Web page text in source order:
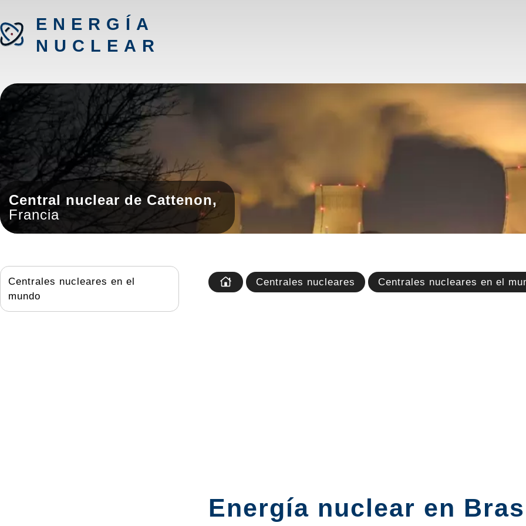
ENERGÍA
NUCLEAR
Central nuclear de Cattenon,
Francia
Centrales nucleares en el
mundo
Centrales nucleares Centrales nucleares en el
Energía nuclear en